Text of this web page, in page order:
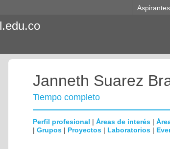
Aspirantes
Janneth Suarez
Tiempo completo
Perfil profesional | Áreas de interés |
| Grupos | Proyectos | Laboratorios |